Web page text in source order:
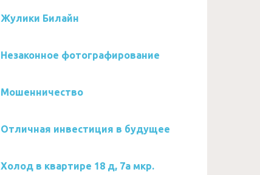
Жулики Билайн
Незаконное фотографирование
Мошенничество
Отличная инвестиция в будущее
Холод в квартире 18 д, 7а мкр.